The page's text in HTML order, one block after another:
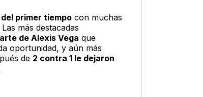
primer tiempocon muchas
más destacadas
de Alexis Vega que
oportunidad, y aún más
de 2 contra 1 le dejaron